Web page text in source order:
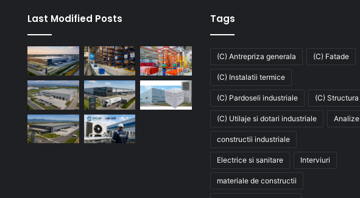
Last Modified Posts Tags
(C) Antrepriza generala (C) Fatade
(C) Instalatii termice
(C) Pardoseli industriale (C) Structura
(C) Utilaje si dotari industriale Analize
constructii industriale
Electrice si sanitare Interviuri
materiale de constructii